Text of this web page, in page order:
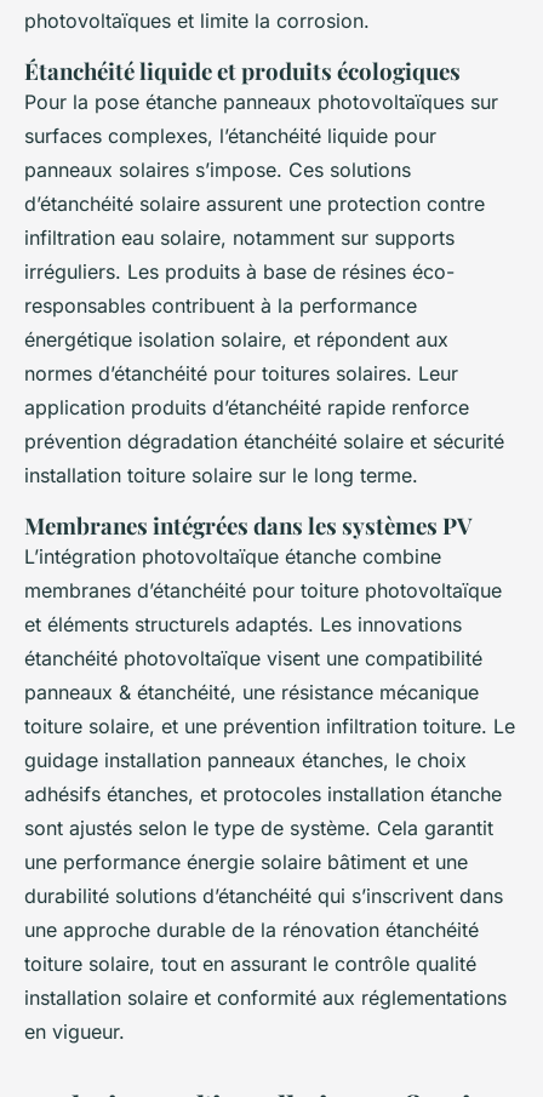
photovoltaïques et limite la corrosion.
Étanchéité liquide et produits écologiques
Pour la pose étanche panneaux photovoltaïques sur
surfaces complexes, l’étanchéité liquide pour
panneaux solaires s’impose. Ces solutions
d’étanchéité solaire assurent une protection contre
infiltration eau solaire, notamment sur supports
irréguliers. Les produits à base de résines éco-
responsables contribuent à la performance
énergétique isolation solaire, et répondent aux
normes d’étanchéité pour toitures solaires. Leur
application produits d’étanchéité rapide renforce
prévention dégradation étanchéité solaire et sécurité
installation toiture solaire sur le long terme.
Membranes intégrées dans les systèmes PV
L’intégration photovoltaïque étanche combine
membranes d’étanchéité pour toiture photovoltaïque
et éléments structurels adaptés. Les innovations
étanchéité photovoltaïque visent une compatibilité
panneaux & étanchéité, une résistance mécanique
toiture solaire, et une prévention infiltration toiture. Le
guidage installation panneaux étanches, le choix
adhésifs étanches, et protocoles installation étanche
sont ajustés selon le type de système. Cela garantit
une performance énergie solaire bâtiment et une
durabilité solutions d’étanchéité qui s’inscrivent dans
une approche durable de la rénovation étanchéité
toiture solaire, tout en assurant le contrôle qualité
installation solaire et conformité aux réglementations
en vigueur.